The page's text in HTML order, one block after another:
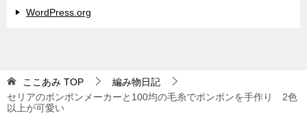
WordPress.org
ここあみ TOP
編み物日記
セリアのポンポンメーカーと100均の毛糸でポンポンを手作り 2色
以上が可愛い